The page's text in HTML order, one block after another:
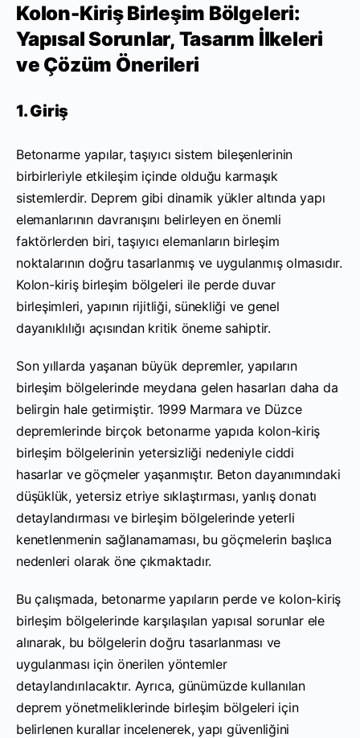
Kolon-Kiriş Birleşim Bölgeleri:
Yapısal Sorunlar, Tasarım İlkeleri
ve Çözüm Önerileri
1. Giriş
Betonarme yapılar, taşıyıcı sistem bileşenlerinin
birbirleriyle etkileşim içinde olduğu karmaşık
sistemlerdir. Deprem gibi dinamik yükler altında yapı
elemanlarının davranışını belirleyen en önemli
faktörlerden biri, taşıyıcı elemanların birleşim
noktalarının doğru tasarlanmış ve uygulanmış olmasıdır.
Kolon-kiriş birleşim bölgeleri ile perde duvar
birleşimleri, yapının rijitliği, sünekliği ve genel
dayanıklılığı açısından kritik öneme sahiptir.
Son yıllarda yaşanan büyük depremler, yapıların
birleşim bölgelerinde meydana gelen hasarları daha da
belirgin hale getirmiştir. 1999 Marmara ve Düzce
depremlerinde birçok betonarme yapıda kolon-kiriş
birleşim bölgelerinin yetersizliği nedeniyle ciddi
hasarlar ve göçmeler yaşanmıştır. Beton dayanımındaki
düşüklük, yetersiz etriye sıklaştırması, yanlış donatı
detaylandırması ve birleşim bölgelerinde yeterli
kenetlenmenin sağlanamaması, bu göçmelerin başlıca
nedenleri olarak öne çıkmaktadır.
Bu çalışmada, betonarme yapıların perde ve kolon-kiriş
birleşim bölgelerinde karşılaşılan yapısal sorunlar ele
alınarak, bu bölgelerin doğru tasarlanması ve
uygulanması için önerilen yöntemler
detaylandırılacaktır. Ayrıca, günümüzde kullanılan
deprem yönetmeliklerinde birleşim bölgeleri için
belirlenen kurallar incelenerek, yapı güvenliğini